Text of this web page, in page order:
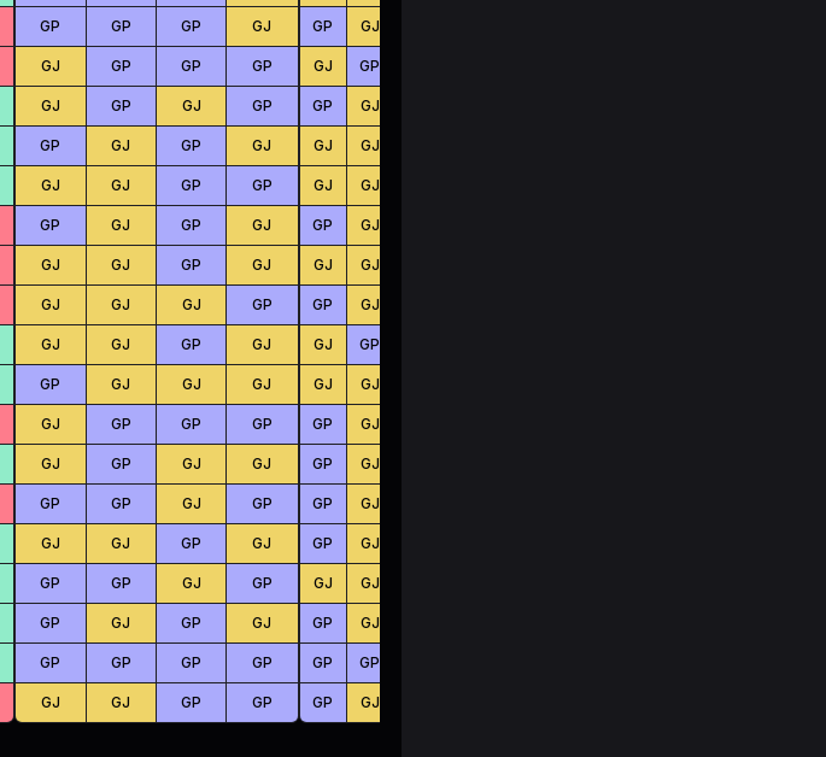
GP GP GP GJ
GJ GP GP GP
GJ GP GJ GP
GP GJ GP GJ
GJ GJ GP GP
GP GJ GP GJ
GJ GJ GP GJ
GJ GJ GJ GP
GJ GJ GP GJ
GP GJ GJ GJ
GJ GP GP GP
GJ GP GJ GJ
GP GP GJ GP
GJ GJ GP GJ
GP GP GJ GP
GP GJ GP GJ
GP GP GP GP
GJ GJ GP GP
GP GJ
GJ GP
GP GJ
GJ GJ
GJ GJ
GP GJ
GJ GJ
GP GJ
GJ GP
GJ GJ
GP GJ
GP GJ
GP GJ
GP GJ
GJ GJ
GP GJ
GP GP
GP GJ